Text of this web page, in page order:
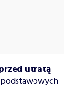
utratą